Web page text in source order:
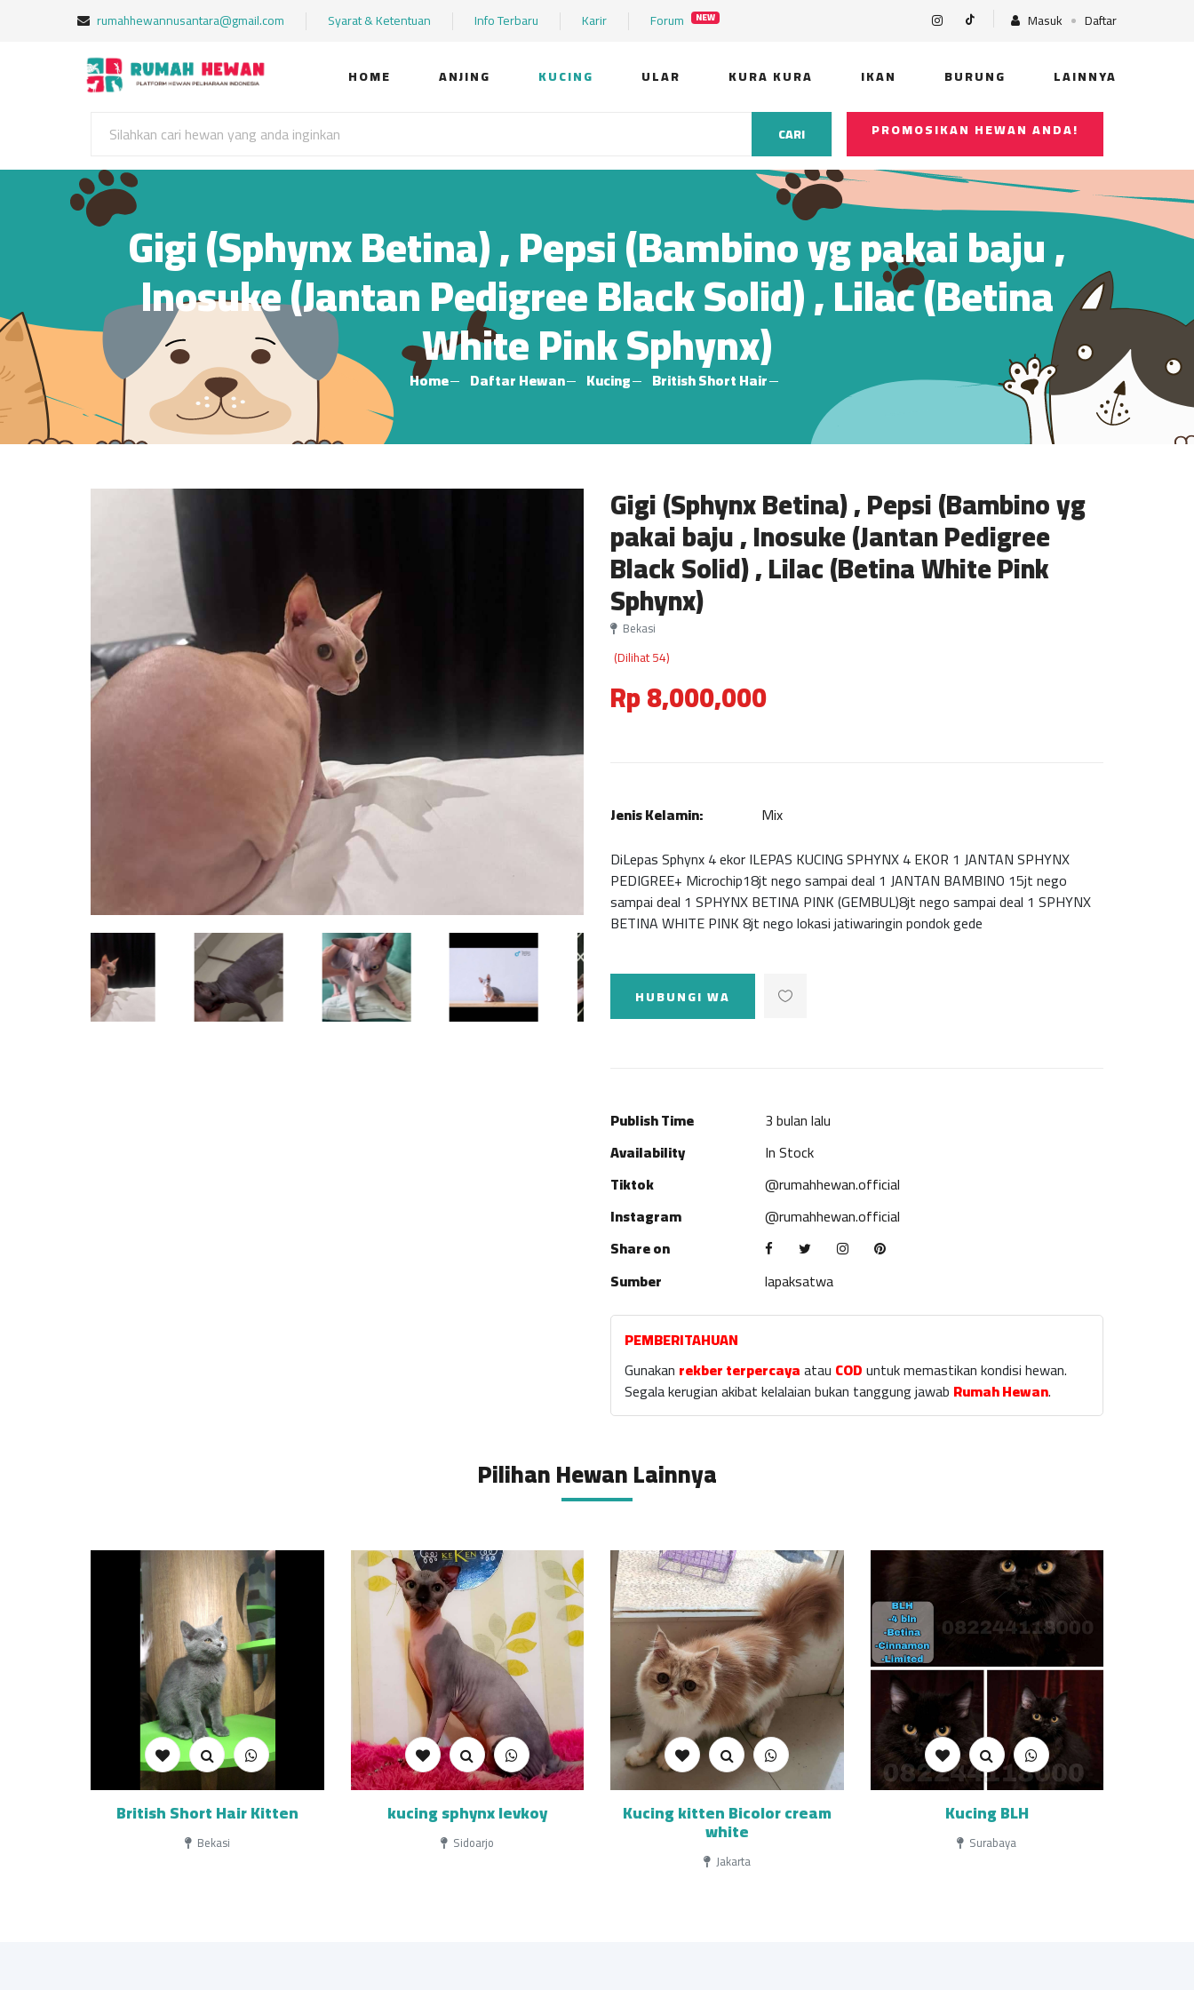
rumahhewannusantara@gmail.com Syarat & Ketentuan Info Terbaru Karir Forum NEW Masuk Daftar
HOME ANJING KUCING ULAR KURA KURA IKAN BURUNG LAINNYA
CARI PROMOSIKAN HEWAN ANDA!
Gigi (Sphynx Betina) , Pepsi (Bambino yg pakai baju ,
Inosuke (Jantan Pedigree Black Solid) , Lilac (Betina
White Pink Sphynx)
Home Daftar Hewan Kucing British Short Hair
Gigi (Sphynx Betina) , Pepsi (Bambino yg
pakai baju , Inosuke (Jantan Pedigree
Black Solid) , Lilac (Betina White Pink
Sphynx)
Bekasi
(Dilihat 54)
Rp 8,000,000
Jenis Kelamin:
Mix
DiLepas Sphynx 4 ekor ILEPAS KUCING SPHYNX 4 EKOR 1 JANTAN SPHYNX
PEDIGREE+ Microchip18jt nego sampai deal 1 JANTAN BAMBINO 15jt nego
sampai deal 1 SPHYNX BETINA PINK (GEMBUL)8jt nego sampai deal 1 SPHYNX
BETINA WHITE PINK 8jt nego lokasi jatiwaringin pondok gede
HUBUNGI WA
Publish Time
3 bulan lalu
Availability
In Stock
Tiktok
@rumahhewan.official
Instagram
@rumahhewan.official
Share on
Sumber
lapaksatwa
PEMBERITAHUAN
Gunakan rekber terpercayaatau CODuntuk memastikan kondisi hewan.
Segala kerugian akibat kelalaian bukan tanggung jawab Rumah Hewan.
Pilihan Hewan Lainnya
British Short Hair Kitten
Bekasi
kucing sphynx levkoy
Sidoarjo
Kucing kitten Bicolor cream
white
Jakarta
Kucing BLH
Surabaya